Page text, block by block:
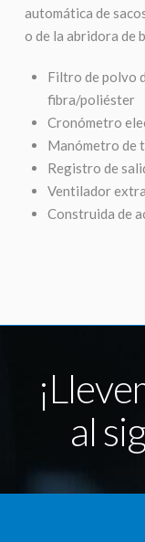
automática de
o de la abridora de
Filtro de polvo
fibra/poliéster
Cronómetro
Manómetro de
Registro de
Ventilador
Construida de
al